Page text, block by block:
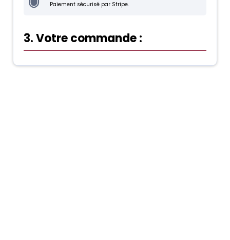
Paiement sécurisé par Stripe.
3. Votre commande :